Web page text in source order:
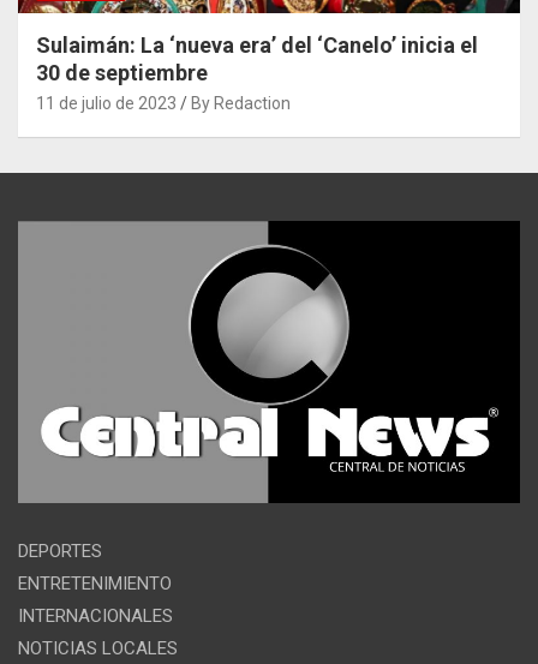
Sulaimán: La ‘nueva era’ del ‘Canelo’ inicia el
30 de septiembre
11 de julio de 2023 By Redaction
DEPORTES
ENTRETENIMIENTO
INTERNACIONALES
NOTICIAS LOCALES